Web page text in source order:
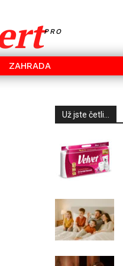
PRO
ZAHRADA
Už jste četli...